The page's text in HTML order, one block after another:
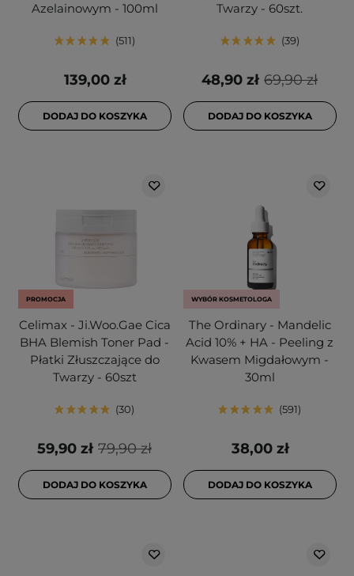
Azelainowym - 100ml
511
139,00 zł
DODAJ DO KOSZYKA
Twarzy - 60szt.
39
69,90 zł
48,90 zł
DODAJ DO KOSZYKA
PROMOCJA
Celimax - Ji.Woo.Gae Cica
BHA Blemish Toner Pad -
Płatki Złuszczające do
Twarzy - 60szt
30
79,90 zł
59,90 zł
DODAJ DO KOSZYKA
WYBÓR KOSMETOLOGA
The Ordinary - Mandelic
Acid 10% + HA - Peeling z
Kwasem Migdałowym -
30ml
591
38,00 zł
DODAJ DO KOSZYKA